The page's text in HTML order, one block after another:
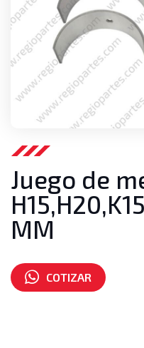
Juego de
MM
COTIZAR